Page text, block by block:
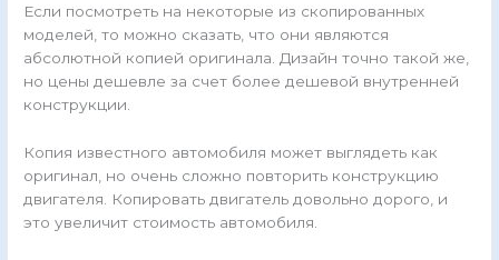
Если посмотреть на некоторые из скопированных
моделей, то можно сказать, что они являются
абсолютной копией оригинала. Дизайн точно такой же,
но цены дешевле за счет более дешевой внутренней
конструкции.
Копия известного автомобиля может выглядеть как
оригинал, но очень сложно повторить конструкцию
двигателя. Копировать двигатель довольно дорого, и
это увеличит стоимость автомобиля.